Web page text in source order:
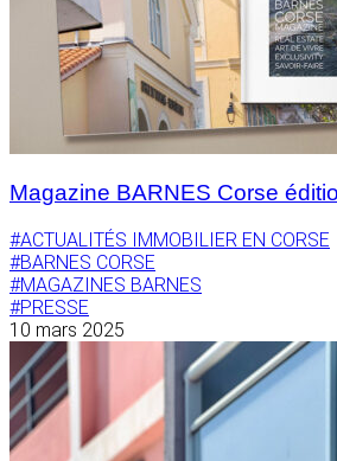
Magazine BARNES Corse
#ACTUALITÉS IMMOBILIER EN CORSE
#BARNES CORSE
#MAGAZINES BARNES
#PRESSE
10 mars 2025